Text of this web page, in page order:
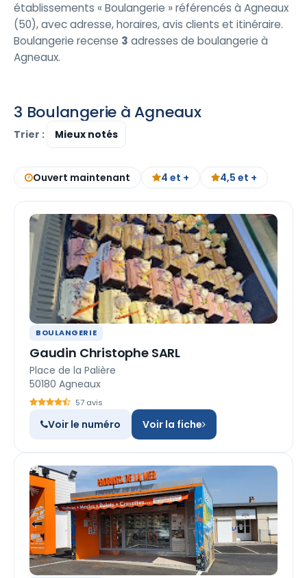
établissements « Boulangerie » référencés à Agneaux
(50), avec adresse, horaires, avis clients et itinéraire.
Boulangerie recense 3 adresses de boulangerie à
Agneaux.
3 Boulangerie à Agneaux
Trier :
Ouvert maintenant 4 et + 4,5 et +
BOULANGERIE
Gaudin Christophe SARL
Place de la Palière
50180 Agneaux
57 avis
Voir le numéro Voir la fiche